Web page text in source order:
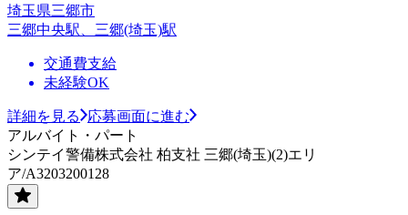
埼玉県三郷市
三郷中央駅、三郷(埼玉)駅
交通費支給
未経験OK
詳細を見る
応募画面に進む
アルバイト・パート
シンテイ警備株式会社 柏支社 三郷(埼玉)(2)エリ
ア/A3203200128